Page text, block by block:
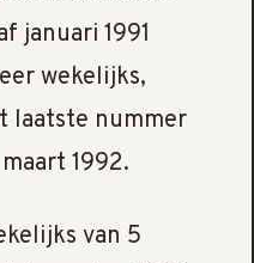
januari 1991
wekelijks,
laatste nummer
1992.
van 5